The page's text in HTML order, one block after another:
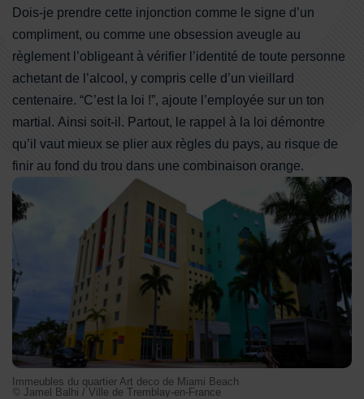
Immeubles du quartier Art deco de Miami Beach
Immeubles du quartier Art deco de Miami Beach
© Jamel Balhi / Ville de Tremblay-en-France
Dois-je prendre cette injonction comme le signe d’un
compliment, ou comme une obsession aveugle au
règlement l’obligeant à vérifier l’identité de toute personne
achetant de l’alcool, y compris celle d’un vieillard
centenaire. “C’est la loi !”, ajoute l’employée sur un ton
martial. Ainsi soit-il. Partout, le rappel à la loi démontre
qu’il vaut mieux se plier aux règles du pays, au risque de
finir au fond du trou dans une combinaison orange.